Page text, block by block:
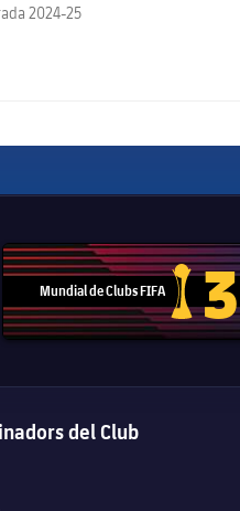
2024-25
Mundial de Clubs FIFA
Trofeu3
del Club